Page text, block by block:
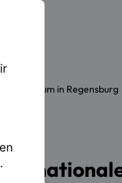
Studium in Regensburg